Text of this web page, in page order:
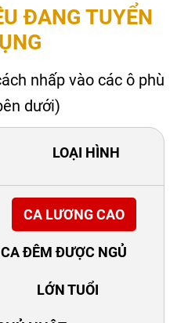
ĐANG TUYỂN
nhấp vào các ô phù
dưới)
LOẠI HÌNH
CA LƯƠNG CAO
CA ĐÊM ĐƯỢC NGỦ
LỚN TUỔI